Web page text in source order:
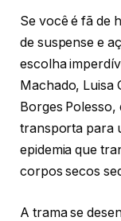
Se você é fã de
de suspense e
escolha
Machado, Luisa
Borges
transporta para
epidemia que
corpos secos
A trama se